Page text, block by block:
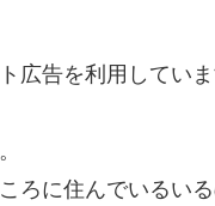
広告を利用していま
ろに住んでいるい